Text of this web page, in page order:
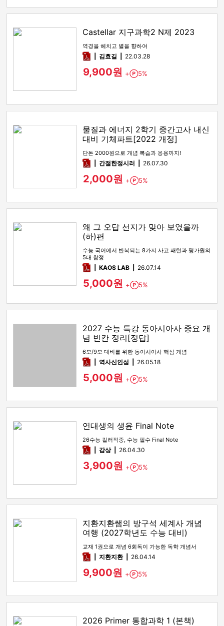
Castellar 지구과학2 N제 2023
역경을 헤치고 별을 향하여
pdf김효길 22.03.28
9,900원 + Point
5%
물질과 에너지 2학기 중간고사 내신
대비 기체파트[2022 개정]
단돈 2000원으로 개념 복습과 응용까지!
pdf간절한정시러 26.07.30
2,000원 + Point
5%
왜 그 오답 선지가 맞아 보였을까
(하)편
수능 국어에서 반복되는 8가지 사고 패턴과 평가원의
5대 함정
pdfKAOS LAB 26.07.14
5,000원 + Point
5%
2027 수능 특강 동아시아사 중요 개
념 빈칸 정리[정답]
6모/9모 대비를 위한 동아시아사 핵심 개념
pdf역사신인섭 26.05.18
5,000원 + Point
5%
연대생의 생윤 Final Note
26수능 킬러적중, 수능 필수 Final Note
pdf감상​ 26.04.30
3,900원 + Point
5%
지환지환쌤의 방구석 세계사 개념
여행 (2027학년도 수능 대비)
교재 1권으로 개념 6회독이 가능한 독학 개념서
pdf지환지환 26.04.14
9,900원 + Point
5%
2026 Primer 통합과학 1 (본책)